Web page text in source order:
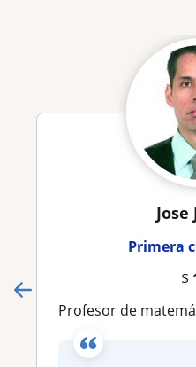
Jose
Primera
$
Profesor de